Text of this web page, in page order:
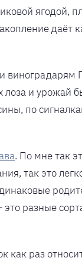
ягодой,
даёт
виноградарям
лоза и урожай
по
. По мне так
так это
это разные
как раз